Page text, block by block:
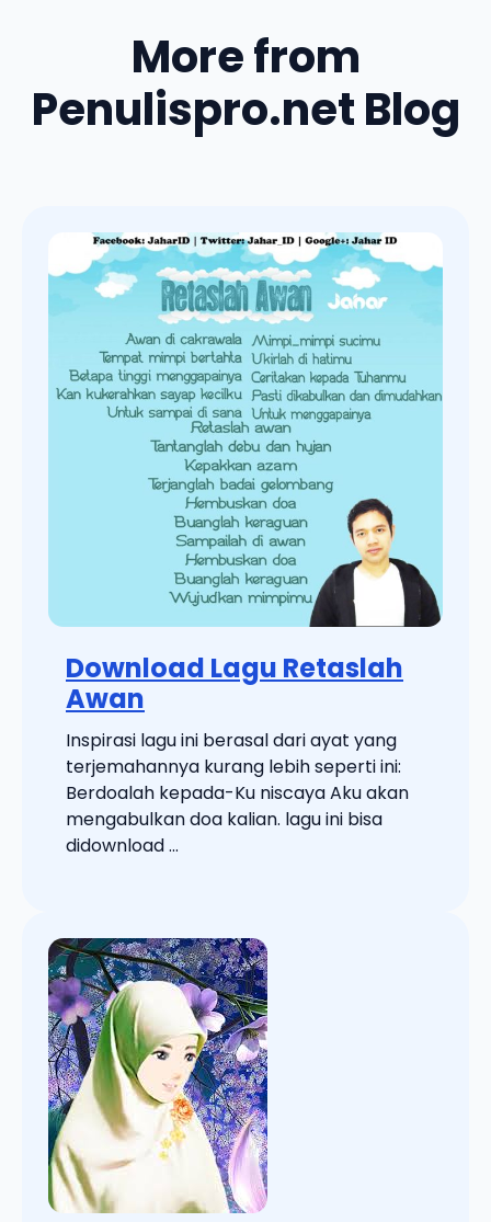
More from
Penulispro.net Blog
Download Lagu Retaslah
Awan
Inspirasi lagu ini berasal dari ayat yang
terjemahannya kurang lebih seperti ini:
Berdoalah kepada-Ku niscaya Aku akan
mengabulkan doa kalian. lagu ini bisa
didownload ...